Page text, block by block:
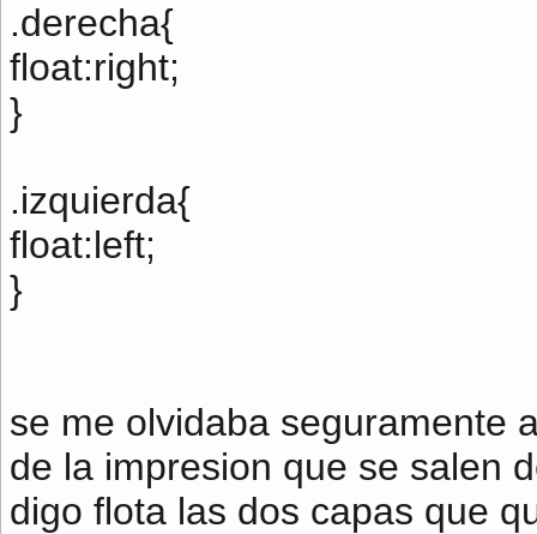
.derecha{
float:right;
}
.izquierda{
float:left;
}
se me olvidaba seguramente
de la impresion que se salen
digo flota las dos capas que